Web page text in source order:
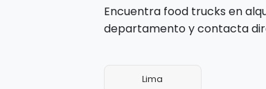
Encuentra food trucks en
departamento y contacta
Lima